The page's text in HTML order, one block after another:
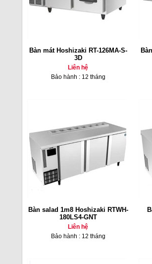
Bàn mát Hoshizaki RT-126MA-S-
3D
Liên hệ
Bảo hành : 12 tháng
Bàn salad 1m8 Hoshizaki RTWH-
180LS4-GNT
Liên hệ
Bảo hành : 12 tháng